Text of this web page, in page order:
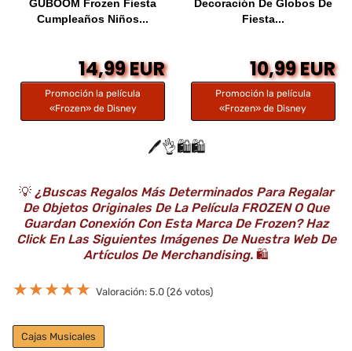
GUBOOM Frozen Fiesta
Cumpleaños Niños...
14,99 EUR
Promoción la película
«Frozen» de Disney
Decoración De Globos De
Fiesta...
10,99 EUR
Promoción la película
«Frozen» de Disney
🖊️👌🛍️🛍️
💡 ¿Buscas Regalos Más Determinados Para Regalar
De Objetos Originales De La Película FROZEN O Que
Guardan Conexión Con Esta Marca De Frozen? Haz
Click En Las Siguientes Imágenes De Nuestra Web De
Artículos De Merchandising. 🛍️
★★★★★ Valoración: 5.0 (26 votos)
Cajas Musicales